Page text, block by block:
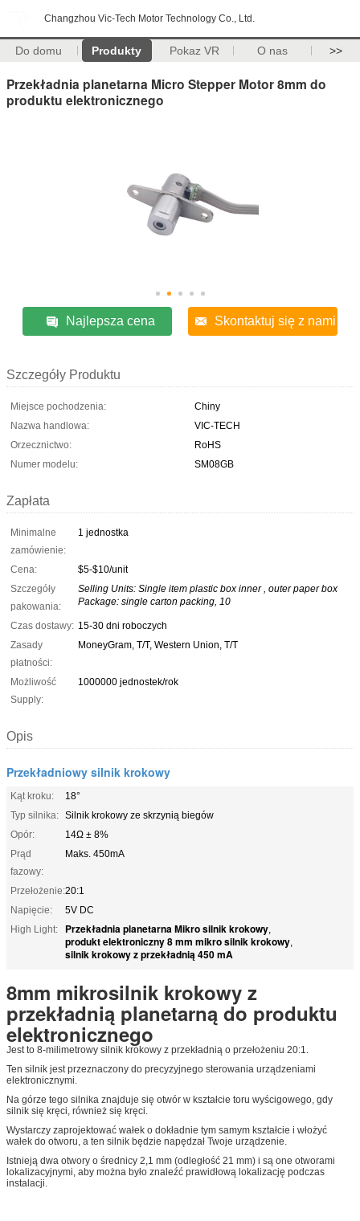
Changzhou Vic-Tech Motor Technology Co., Ltd.
Do domu Produkty Pokaz VR O nas >>
Przekładnia planetarna Micro Stepper Motor 8mm do
produktu elektronicznego
Najlepsza cena Skontaktuj się z nami
Szczegóły Produktu
Miejsce pochodzenia:
Chiny
Nazwa handlowa:
VIC-TECH
Orzecznictwo:
RoHS
Numer modelu:
SM08GB
Zapłata
Minimalne
zamówienie:
1 jednostka
Cena:
$5-$10/unit
Szczegóły
pakowania:
Selling Units: Single item plastic box inner , outer paper box
Package: single carton packing, 10
Czas dostawy: 15-30 dni roboczych
Zasady
płatności:
MoneyGram, T/T, Western Union, T/T
Możliwość
Supply:
1000000 jednostek/rok
Opis
Przekładniowy silnik krokowy
Kąt kroku:
18°
Typ silnika: Silnik krokowy ze skrzynią biegów
Opór:
14Ω ± 8%
Prąd
fazowy:
Maks. 450mA
Przełożenie:20:1
Napięcie:
5V DC
High Light:
Przekładnia planetarna Mikro silnik krokowy,
produkt elektroniczny 8 mm mikro silnik krokowy,
silnik krokowy z przekładnią 450 mA
8mm mikrosilnik krokowy z
przekładnią planetarną do produktu
elektronicznego
Jest to 8-milimetrowy silnik krokowy z przekładnią o przełożeniu 20:1.
Ten silnik jest przeznaczony do precyzyjnego sterowania urządzeniami
elektronicznymi.
Na górze tego silnika znajduje się otwór w kształcie toru wyścigowego, gdy
silnik się kręci, również się kręci.
Wystarczy zaprojektować wałek o dokładnie tym samym kształcie i włożyć
wałek do otworu, a ten silnik będzie napędzał Twoje urządzenie.
Istnieją dwa otwory o średnicy 2,1 mm (odległość 21 mm) i są one otworami
lokalizacyjnymi, aby można było znaleźć prawidłową lokalizację podczas
instalacji.